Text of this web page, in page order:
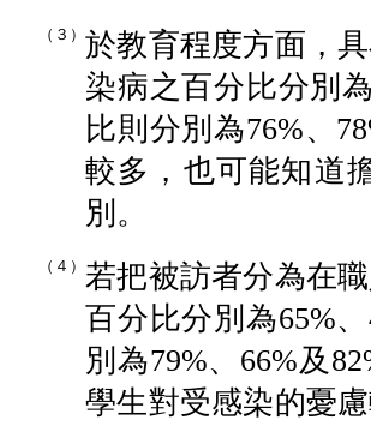
（３） 於教育程度方面，
染病之百分比分別
比則分別為76%、
較多，也可能知道
別。
（４） 若把被訪者分為在
百分比分別為65%
別為79%、66%及
學生對受感染的憂